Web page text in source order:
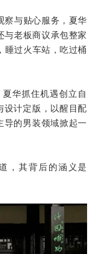
察与贴心服务，夏华
与老板商议承包整家
睡过火车站，吃过桶
华抓住机遇创立自
设计定版，以醒目配
导的男装领域掀起一
，其背后的涵义是